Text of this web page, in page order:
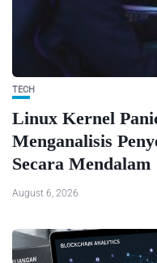
TECH
Linux Kernel
Menganalisis
Secara Mendalam
August 6, 2026